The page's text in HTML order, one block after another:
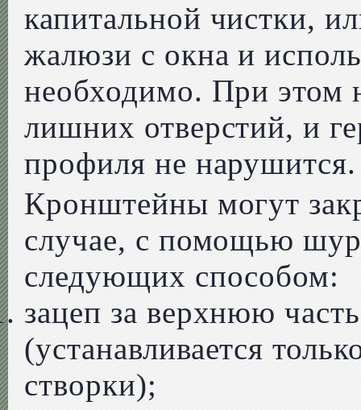
капитальной чистки,
жалюзи с окна и
необходимо. При этом
лишних отверстий, и
профиля не нарушится.
Кронштейны могут
случае, с помощью
следующих способом:
зацеп за верхнюю
(устанавливается
створки);